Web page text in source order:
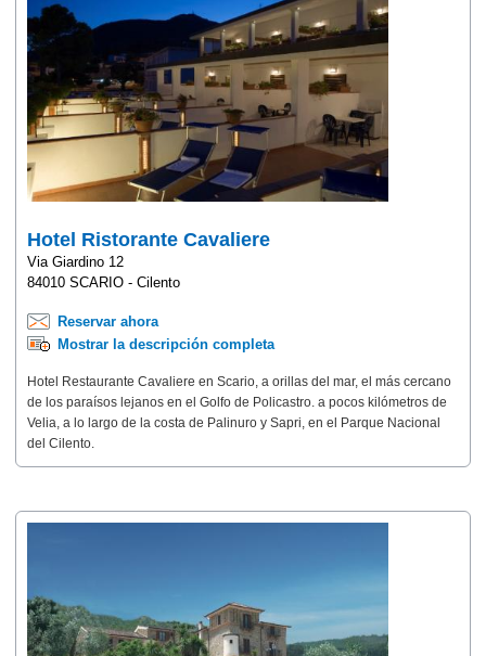
Hotel Ristorante Cavaliere
Via Giardino 12
84010 SCARIO - Cilento
Reservar ahora
Mostrar la descripción completa
Hotel Restaurante Cavaliere en Scario, a orillas del mar, el más cercano
de los paraísos lejanos en el Golfo de Policastro. a pocos kilómetros de
Velia, a lo largo de la costa de Palinuro y Sapri, en el Parque Nacional
del Cilento.